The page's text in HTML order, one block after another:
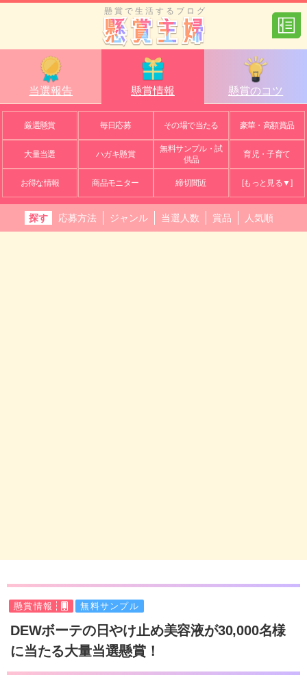
懸賞で生活するブログ
当選報告 懸賞情報 懸賞のコツ
厳選懸賞 毎日応募 その場で当たる 豪華・高額賞品
大量当選 ハガキ懸賞
無料サンプル・試
供品
育児・子育て
お得な情報 商品モニター 締切間近 [もっと見る▼]
探す 応募方法 ジャンル 当選人数 賞品 人気順
懸賞情報 無料サンプル
DEWボーテの日やけ止め美容液が30,000名様
に当たる大量当選懸賞！